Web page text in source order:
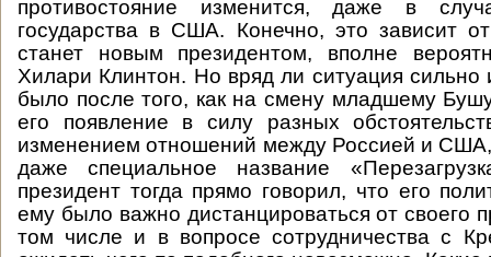
противостояние изменится, даже в
государства в США. Конечно, это зависит
станет новым президентом, вполне
Хилари Клинтон. Но вряд ли ситуация сильно
было после того, как на смену младшему
его появление в силу разных
изменением отношений между Россией и США,
даже специальное название
президент тогда прямо говорил, что его
ему было важно дистанцироваться от своего
том числе и в вопросе сотрудничества с